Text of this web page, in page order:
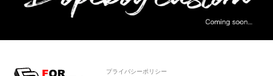
プライバシーポリシー